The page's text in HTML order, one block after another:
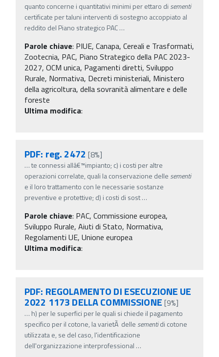
quanto concerne i quantitativi minimi per ettaro di sementi
certificate per taluni interventi di sostegno accoppiato al
reddito del Piano strategico PAC…
Parole chiave: PIUE, Canapa, Cereali e Trasformati,
Zootecnia, PAC, Piano Strategico della PAC 2023-
2027, OCM unica, Pagamenti diretti, Sviluppo
Rurale, Normativa, Decreti ministeriali, Ministero
della agricoltura, della sovranità alimentare e delle
foreste
Ultima modifica:
PDF: reg. 2472 [8%]
…te connessi allâ€™impianto; c) i costi per altre
operazioni correlate, quali la conservazione delle sementi
e il loro trattamento con le necessarie sostanze
preventive e protettive; d) i costi di sost…
Parole chiave: PAC, Commissione europea,
Sviluppo Rurale, Aiuti di Stato, Normativa,
Regolamenti UE, Unione europea
Ultima modifica:
PDF: REGOLAMENTO DI ESECUZIONE UE
2022 1173 DELLA COMMISSIONE [9%]
… h) per le superfici per le quali si chiede il pagamento
specifico per il cotone, la varietÃ delle sementidi cotone
utilizzata e, se del caso, l'identificazione
dell'organizzazione interprofessional …